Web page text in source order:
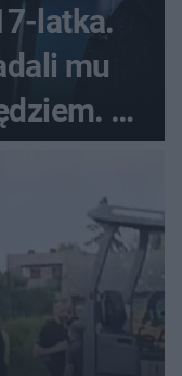
latka.
mu
O
sąd